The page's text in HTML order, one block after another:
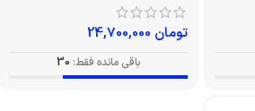
تومان
باقی مانده فقط: 30